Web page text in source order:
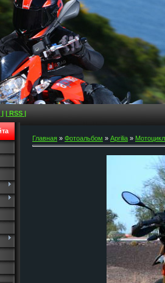
| | RSS |
Главная » Фотоальбом » Aprilia »